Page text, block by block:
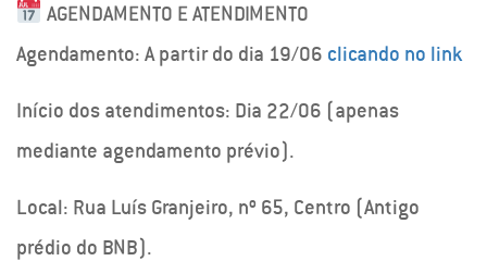
AGENDAMENTO E ATENDIMENTO
Agendamento: A partir do dia 19/06 clicando no link
Início dos atendimentos: Dia 22/06 (apenas
mediante agendamento prévio).
Local: Rua Luís Granjeiro, nº 65, Centro (Antigo
prédio do BNB).